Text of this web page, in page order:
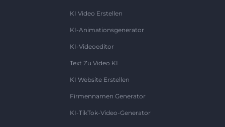
KI Video Erstellen
KI-Animationsgenerator
KI-Videoeditor
Text Zu Video KI
KI Website Erstellen
Firmennamen Generator
KI-TikTok-Video-Generator